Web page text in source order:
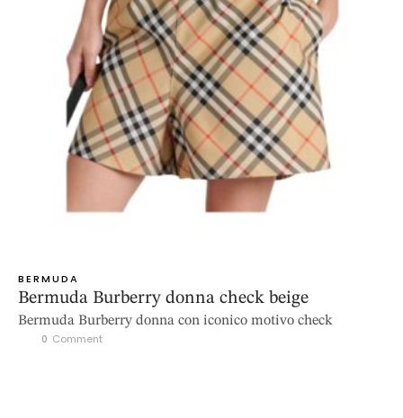
BERMUDA
Bermuda Burberry donna check beige
Bermuda Burberry donna con iconico motivo check
0 Comment